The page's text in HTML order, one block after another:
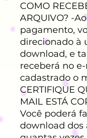
COMO
ARQUIVO? -
pagamento,
direcionado à
download, e
receberá no
cadastrado o
CERTIFIQUE
MAIL ESTÁ
Você poderá
download dos